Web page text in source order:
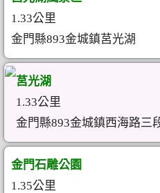
1.33公里
金門縣893金城鎮莒光湖
莒光湖
1.33公里
金門縣893金城鎮西海路三
金門石雕公園
1.35公里